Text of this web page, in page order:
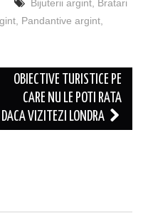
Bijuterii argint,
Bratari
Pandantive argint
OBIECTIVE TURISTICE PE
CARE NU LE POTI RATA
DACA VIZITEZI LONDRA